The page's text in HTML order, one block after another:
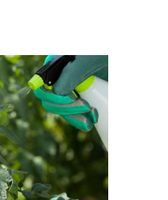
Кислота на ватку
Борный спирт